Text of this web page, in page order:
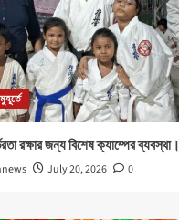
রক্ষার জন্য বিশেষ ক্যাম্পের ব্যবস্থা।
July 20, 2026 0